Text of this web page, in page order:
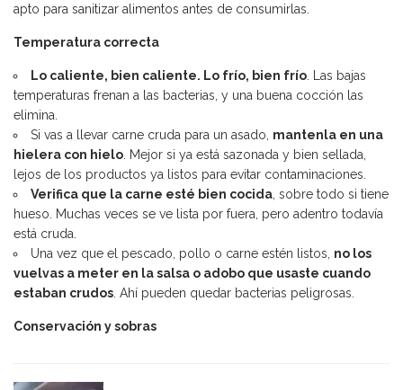
apto para sanitizar alimentos antes de consumirlas.
Temperatura correcta
Lo caliente, bien caliente. Lo frío, bien frío . Las bajas
temperaturas frenan a las bacterias, y una buena cocción las
elimina.
Si vas a llevar carne cruda para un asado, mantenla en una
hielera con hielo . Mejor si ya está sazonada y bien sellada,
lejos de los productos ya listos para evitar contaminaciones.
Verifica que la carne esté bien cocida , sobre todo si tiene
hueso. Muchas veces se ve lista por fuera, pero adentro todavía
está cruda.
Una vez que el pescado, pollo o carne estén listos, no los
vuelvas a meter en la salsa o adobo que usaste cuando
estaban crudos . Ahí pueden quedar bacterias peligrosas.
Conservación y sobras